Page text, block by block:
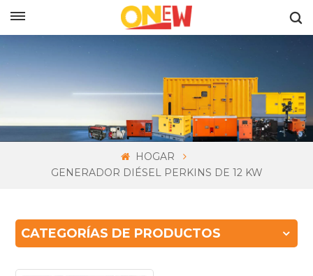
HOGAR
GENERADOR DIÉSEL PERKINS DE 12 KW
CATEGORÍAS DE PRODUCTOS